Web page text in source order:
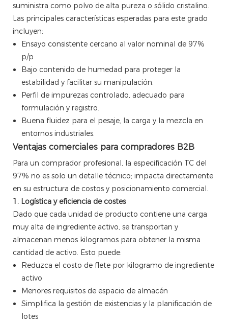
suministra como polvo de alta pureza o sólido cristalino.
Las principales características esperadas para este grado
incluyen:
Ensayo consistente cercano al valor nominal de 97%
p/p
Bajo contenido de humedad para proteger la
estabilidad y facilitar su manipulación.
Perfil de impurezas controlado, adecuado para
formulación y registro.
Buena fluidez para el pesaje, la carga y la mezcla en
entornos industriales.
Ventajas comerciales para compradores B2B
Para un comprador profesional, la especificación TC del
97% no es solo un detalle técnico; impacta directamente
en su estructura de costos y posicionamiento comercial.
1. Logística y eficiencia de costes
Dado que cada unidad de producto contiene una carga
muy alta de ingrediente activo, se transportan y
almacenan menos kilogramos para obtener la misma
cantidad de activo. Esto puede:
Reduzca el costo de flete por kilogramo de ingrediente
activo
Menores requisitos de espacio de almacén
Simplifica la gestión de existencias y la planificación de
lotes